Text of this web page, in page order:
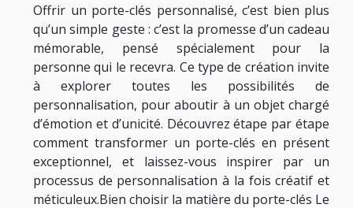
Offrir un porte-clés personnalisé, c’est bien plus
qu’un simple geste : c’est la promesse d’un cadeau
mémorable, pensé spécialement pour la
personne qui le recevra. Ce type de création invite
à explorer toutes les possibilités de
personnalisation, pour aboutir à un objet chargé
d’émotion et d’unicité. Découvrez étape par étape
comment transformer un porte-clés en présent
exceptionnel, et laissez-vous inspirer par un
processus de personnalisation à la fois créatif et
méticuleux.Bien choisir la matière du porte-clés Le